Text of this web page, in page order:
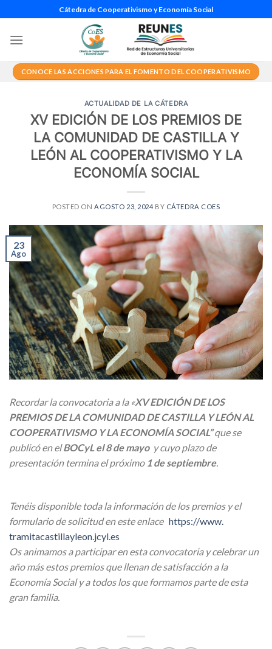
al
contenido
Cátedra de Cooperativismo y Economía Social
CONOCE LAS ACCIONES PARA EL FOMENTO DEL COOPERATIVISMO
ACTUALIDAD DE LA CÁTEDRA
XV EDICIÓN DE LOS PREMIOS DE
LA COMUNIDAD DE CASTILLA Y
LEÓN AL COOPERATIVISMO Y LA
ECONOMÍA SOCIAL
POSTED ON AGOSTO 23, 2024 BY CÁTEDRA COES
23
Ago
Recordar la convocatoria a la «XV EDICIÓN DE LOS
PREMIOS DE LA COMUNIDAD DE CASTILLA Y LEÓN AL
COOPERATIVISMO Y LA ECONOMÍA SOCIAL”que se
publicó en elBOCyL el 8 de mayo y cuyo plazo de
presentación termina el próximo 1 de septiembre.
Tenéis disponible toda la información de los premios y el
formulario de solicitud en este enlace https://www.
tramitacastillayleon.jcyl.es
Os animamos a participar en esta convocatoria y celebrar un
año más estos premios que llenan de satisfacción a la
Economía Social y a todos los que formamos parte de esta
gran familia.